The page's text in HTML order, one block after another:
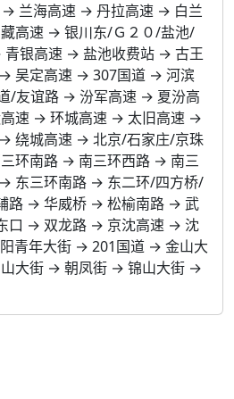
兰海高速 → 丹拉高速 → 白兰
高速 → 银川东/Ｇ２０/盐池/
银高速 → 盐池收费站 → 古王
吴定高速 → 307国道 → 河滨
/友谊路 → 汾军高速 → 夏汾高
速 → 环城高速 → 太旧高速 →
绕城高速 → 北京/石家庄/京珠
环南路 → 南三环西路 → 南三
东三环南路 → 东二环/四方桥/
路 → 华威桥 → 松榆南路 → 武
口 → 双龙路 → 京沈高速 → 沈
青年大街 → 201国道 → 金山大
大街 → 朝凤街 → 锦山大街 →